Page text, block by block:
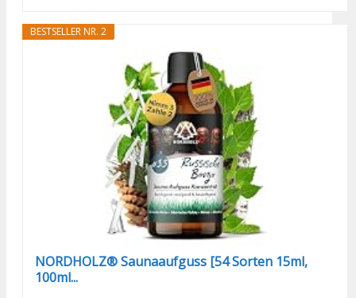
BESTSELLER NR. 2
NORDHOLZ® Saunaaufguss [54 Sorten 15ml,
100ml...